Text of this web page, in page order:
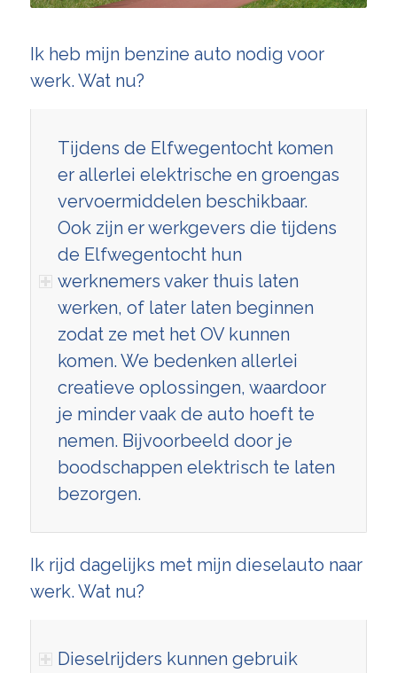
Ik heb mijn benzine auto nodig voor
werk. Wat nu?
Tijdens de Elfwegentocht komen
er allerlei elektrische en groengas
vervoermiddelen beschikbaar.
Ook zijn er werkgevers die tijdens
de Elfwegentocht hun
werknemers vaker thuis laten
werken, of later laten beginnen
zodat ze met het OV kunnen
komen. We bedenken allerlei
creatieve oplossingen, waardoor
je minder vaak de auto hoeft te
nemen. Bijvoorbeeld door je
boodschappen elektrisch te laten
bezorgen.
Ik rijd dagelijks met mijn dieselauto naar
werk. Wat nu?
Dieselrijders kunnen gebruik